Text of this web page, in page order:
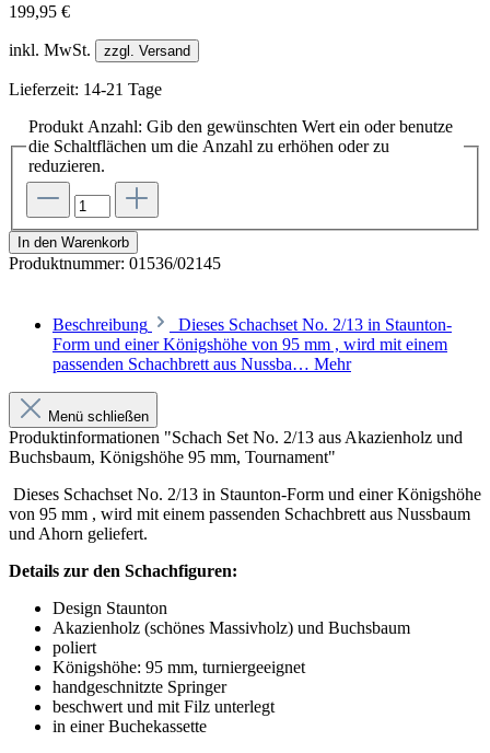
199,95 €
inkl. MwSt. zzgl. Versand
Lieferzeit: 14-21 Tage
Produkt Anzahl: Gib den gewünschten Wert ein oder benutze
die Schaltflächen um die Anzahl zu erhöhen oder zu
reduzieren.
In den Warenkorb
Produktnummer: 01536/02145
Beschreibung
Dieses Schachset No. 2/13 in Staunton-
Form und einer Königshöhe von 95 mm , wird mit einem
passenden Schachbrett aus Nussba… Mehr
Menü schließen
Produktinformationen "Schach Set No. 2/13 aus Akazienholz und
Buchsbaum, Königshöhe 95 mm, Tournament"
Dieses Schachset No. 2/13 in Staunton-Form und einer Königshöhe
von 95 mm , wird mit einem passenden Schachbrett aus Nussbaum
und Ahorn geliefert.
Details zur den Schachfiguren:
Design Staunton
Akazienholz (schönes Massivholz) und Buchsbaum
poliert
Königshöhe: 95 mm, turniergeeignet
handgeschnitzte Springer
beschwert und mit Filz unterlegt
in einer Buchekassette